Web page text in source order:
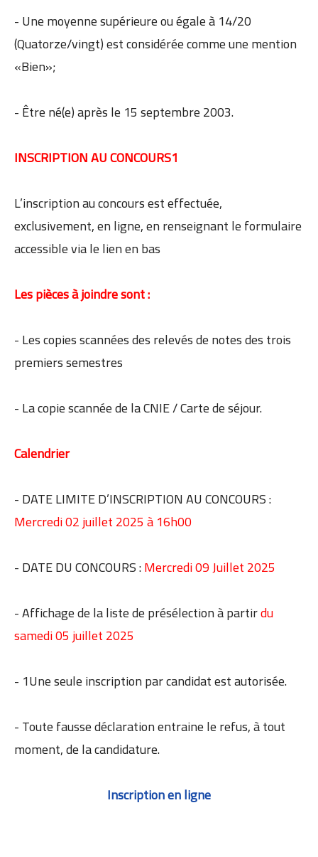
- Une moyenne supérieure ou égale à 14/20
(Quatorze/vingt) est considérée comme une mention
«Bien»;
- Être né(e) après le 15 septembre 2003.
INSCRIPTION AU CONCOURS1
L’inscription au concours est effectuée,
exclusivement, en ligne, en renseignant le formulaire
accessible via le lien en bas
Les pièces à joindre sont :
- Les copies scannées des relevés de notes des trois
premiers semestres
- La copie scannée de la CNIE / Carte de séjour.
Calendrier
- DATE LIMITE D’INSCRIPTION AU CONCOURS :
Mercredi 02 juillet 2025 à 16h00
- DATE DU CONCOURS :Mercredi 09 Juillet 2025
- Affichage de la liste de présélection à partirdu
samedi 05 juillet 2025
- 1Une seule inscription par candidat est autorisée.
- Toute fausse déclaration entraine le refus, à tout
moment, de la candidature.
Inscription en ligne